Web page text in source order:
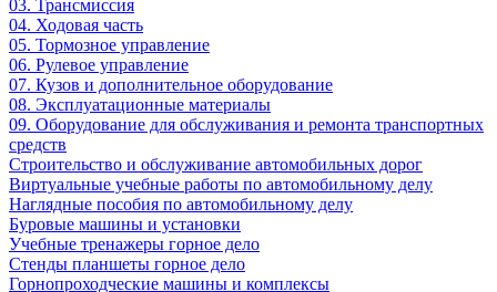
03. Трансмиссия
04. Ходовая часть
05. Тормозное управление
06. Рулевое управление
07. Кузов и дополнительное оборудование
08. Эксплуатационные материалы
09. Оборудование для обслуживания и ремонта транспортных
средств
Строительство и обслуживание автомобильных дорог
Виртуальные учебные работы по автомобильному делу
Наглядные пособия по автомобильному делу
Буровые машины и установки
Учебные тренажеры горное дело
Стенды планшеты горное дело
Горнопроходческие машины и комплексы